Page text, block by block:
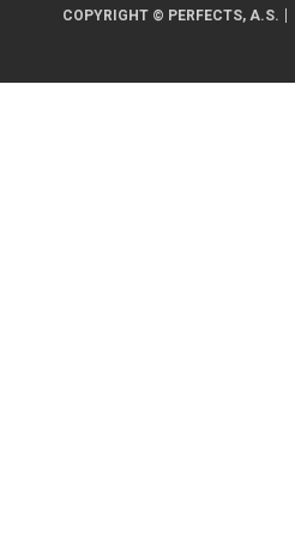
COPYRIGHT © PERFECTS, A.S.